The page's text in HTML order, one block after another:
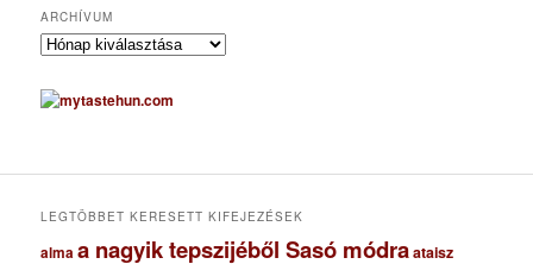
ARCHÍVUM
A
c
h
u
LEGTÖBBET KERESETT KIFEJEZÉSEK
almaa nagyik tepszijéből Sasó módraataisz